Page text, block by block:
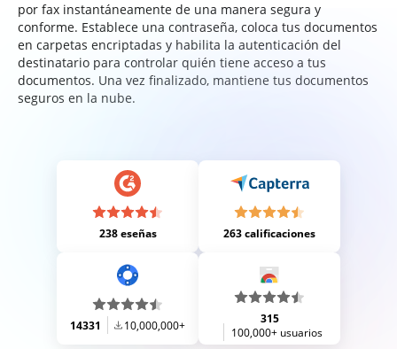
por fax instantáneamente de una manera segura y
conforme. Establece una contraseña, coloca tus documentos
en carpetas encriptadas y habilita la autenticación del
destinatario para controlar quién tiene acceso a tus
documentos. Una vez finalizado, mantiene tus documentos
seguros en la nube.
238 eseñas 263 calificaciones
14331 10,000,000+
315
100,000+ usuarios